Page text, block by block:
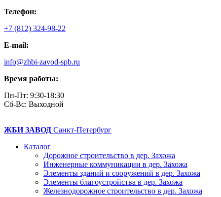
Телефон:
+7 (812) 324-98-22
E-mail:
info@zhbi-zavod-spb.ru
Время работы:
Пн-Пт: 9:30-18:30
Cб-Вс: Выходной
ЖБИ ЗАВОД Санкт-Петербург
Каталог
Дорожное строительство в дер. Захожа
Инженерные коммуникации в дер. Захожа
Элементы зданий и сооружений в дер. Захожа
Элементы благоустройства в дер. Захожа
Железнодорожное строительство в дер. Захожа